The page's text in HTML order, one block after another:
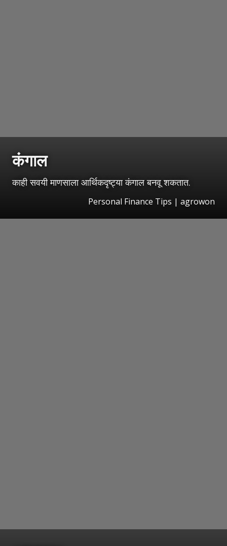
कंगाल
काही सवयी माणसाला आर्थिकदृष्ट्या कंगाल बनवू शकतात.
Personal Finance Tips | agrowon